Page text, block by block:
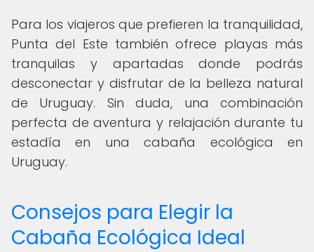
Para los viajeros que prefieren la tranquilidad,
Punta del Este también ofrece playas más
tranquilas y apartadas donde podrás
desconectar y disfrutar de la belleza natural
de Uruguay. Sin duda, una combinación
perfecta de aventura y relajación durante tu
estadía en una cabaña ecológica en
Uruguay.
Consejos para Elegir la
Cabaña Ecológica Ideal